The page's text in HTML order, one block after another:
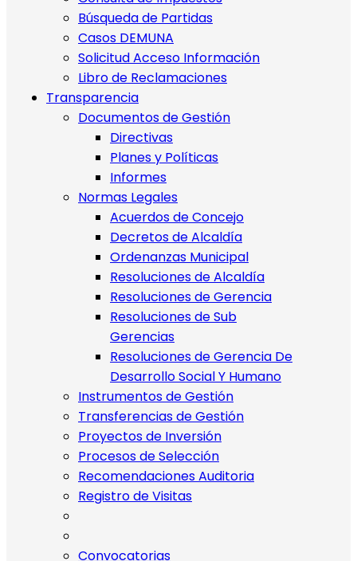
Búsqueda de Partidas
Casos DEMUNA
Solicitud Acceso Información
Libro de Reclamaciones
Transparencia
Documentos de Gestión
Directivas
Planes y Políticas
Informes
Normas Legales
Acuerdos de Concejo
Decretos de Alcaldía
Ordenanzas Municipal
Resoluciones de Alcaldía
Resoluciones de Gerencia
Resoluciones de Sub
Gerencias
Resoluciones de Gerencia De
Desarrollo Social Y Humano
Instrumentos de Gestión
Transferencias de Gestión
Proyectos de Inversión
Procesos de Selección
Recomendaciones Auditoria
Registro de Visitas
Convocatorias